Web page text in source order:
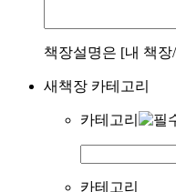
책장설명은 [내 책
새책장 카테고리
카테고리
카테고리